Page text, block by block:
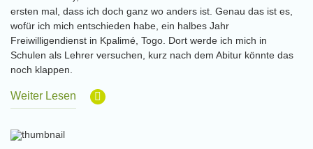
ersten mal, dass ich doch ganz wo anders ist. Genau das ist es,
wofür ich mich entschieden habe, ein halbes Jahr
Freiwilligendienst in Kpalimé, Togo. Dort werde ich mich in
Schulen als Lehrer versuchen, kurz nach dem Abitur könnte das
noch klappen.
Weiter Lesen